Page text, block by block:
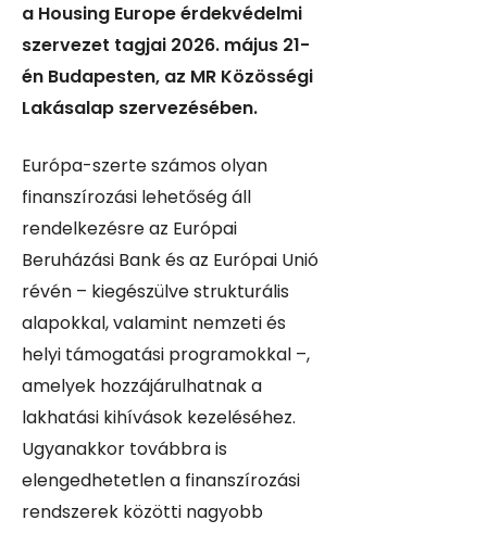
a Housing Europe érdekvédelmi
szervezet tagjai 2026. május 21-
én Budapesten, az MR Közösségi
Lakásalap szervezésében.
Európa-szerte számos olyan
finanszírozási lehetőség áll
rendelkezésre az Európai
Beruházási Bank és az Európai Unió
révén – kiegészülve strukturális
alapokkal, valamint nemzeti és
helyi támogatási programokkal –,
amelyek hozzájárulhatnak a
lakhatási kihívások kezeléséhez.
Ugyanakkor továbbra is
elengedhetetlen a finanszírozási
rendszerek közötti nagyobb